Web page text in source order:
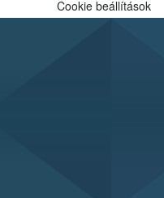
Cookie beállítások